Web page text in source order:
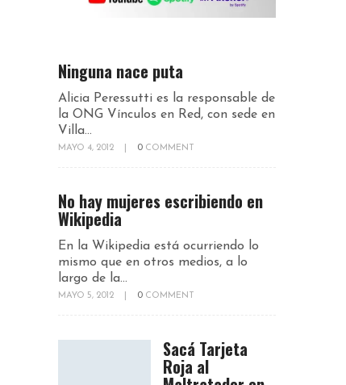
Ninguna nace puta
Alicia Peressutti es la responsable de
la ONG Vínculos en Red, con sede en
Villa...
MAYO 4, 2012 0 COMMENT
No hay mujeres escribiendo en
Wikipedia
En la Wikipedia está ocurriendo lo
mismo que en otros medios, a lo
largo de la...
MAYO 5, 2012 0 COMMENT
Sacá Tarjeta
Roja al